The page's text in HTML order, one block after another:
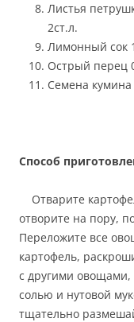
Листья
2ст.л.
Лимонный сок
Острый перец
Семена кумина
Способ
Отварите
отворите на пору,
Переложите все
картофель,
с другими
солью и нутовой
тщательно